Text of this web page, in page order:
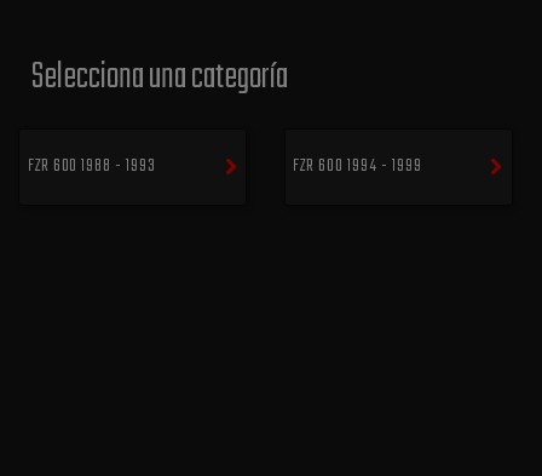
Selecciona una categoría
FZR 600 1988 - 1993 FZR 600 1994 - 1999